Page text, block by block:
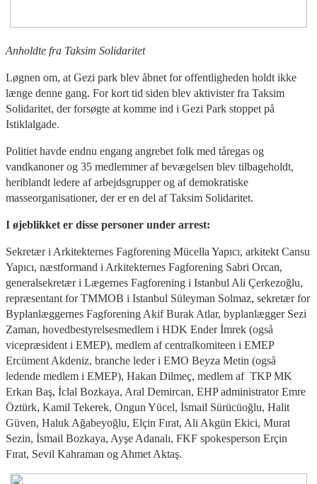
Anholdte fra Taksim Solidaritet
Løgnen om, at Gezi park blev åbnet for offentligheden holdt ikke
længe denne gang. For kort tid siden blev aktivister fra Taksim
Solidaritet, der forsøgte at komme ind i Gezi Park stoppet på
Istiklalgade.
Politiet havde endnu engang angrebet folk med tåregas og
vandkanoner og 35 medlemmer af bevægelsen blev tilbageholdt,
heriblandt ledere af arbejdsgrupper og af demokratiske
masseorganisationer, der er en del af Taksim Solidaritet.
I øjeblikket er disse personer under arrest:
Sekretær i Arkitekternes Fagforening Mücella Yapıcı, arkitekt Cansu
Yapıcı, næstformand i Arkitekternes Fagforening Sabri Orcan,
generalsekretær i Lægernes Fagforening i Istanbul Ali Çerkezoğlu,
repræsentant for TMMOB i Istanbul Süleyman Solmaz, sekretær for
Byplanlæggernes Fagforening Akif Burak Atlar, byplanlægger Sezi
Zaman, hovedbestyrelsesmedlem i HDK Ender İmrek (også
vicepræsident i EMEP), medlem af centralkomiteen i EMEP
Ercüment Akdeniz, branche leder i EMO Beyza Metin (også
ledende medlem i EMEP), Hakan Dilmeç, medlem af TKP MK
Erkan Baş, İclal Bozkaya, Aral Demircan, EHP administrator Emre
Öztürk, Kamil Tekerek, Ongun Yücel, İsmail Sürücüoğlu, Halit
Güven, Haluk Ağabeyoğlu, Elçin Fırat, Ali Akgün Ekici, Murat
Sezin, İsmail Bozkaya, Ayşe Adanalı, FKF spokesperson Erçin
Fırat, Sevil Kahraman og Ahmet Aktaş.